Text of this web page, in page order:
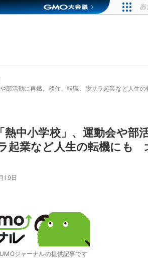
部活動に再燃。移住、転職、脱サラ起業など人生
中小学校」、運動会や部
起業など人生の転機にも
19日
ジャーナルの提供記事です